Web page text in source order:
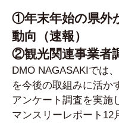
①年末年始の県外
動向（速報）
②観光関連事業者
DMO NAGASAKIでは
を今後の取組みに活か
アンケート調査を実施
マンスリーレポート12